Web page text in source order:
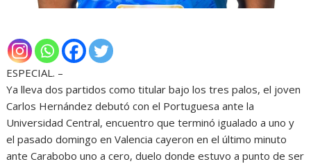
ESPECIAL. –
Ya lleva dos partidos como titular bajo los tres palos, el joven
Carlos Hernández debutó con el Portuguesa ante la
Universidad Central, encuentro que terminó igualado a uno y
el pasado domingo en Valencia cayeron en el último minuto
ante Carabobo uno a cero, duelo donde estuvo a punto de ser